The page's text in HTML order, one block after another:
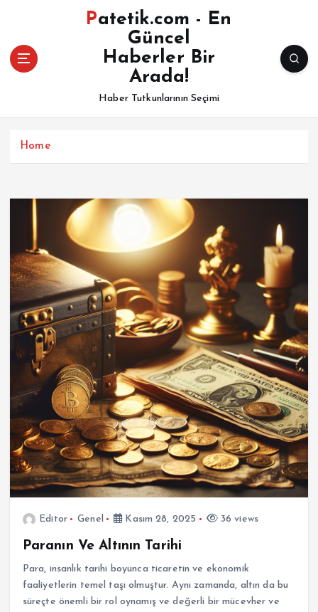
Patetik.com - En
Güncel
Haberler Bir
Arada!
Haber Tutkunlarının Seçimi
Home
Editor Genel Kasım 28, 2025 36 views
Paranın Ve Altının Tarihi
Para, insanlık tarihi boyunca ticaretin ve ekonomik
faaliyetlerin temel taşı olmuştur. Aynı zamanda, altın da bu
süreçte önemli bir rol oynamış ve değerli bir mücevher ve